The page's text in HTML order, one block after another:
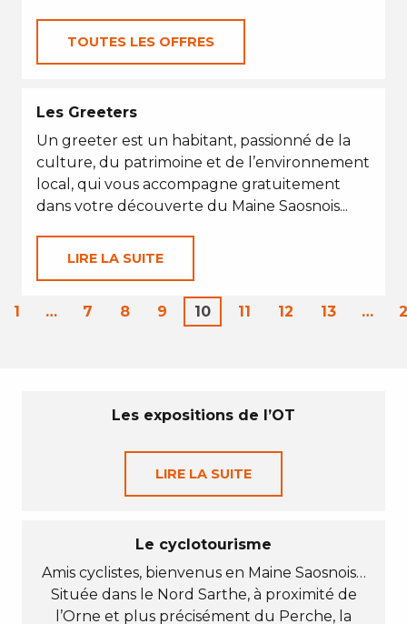
TOUTES LES OFFRES
Les Greeters
Un greeter est un habitant, passionné de la
culture, du patrimoine et de l’environnement
local, qui vous accompagne gratuitement
dans votre découverte du Maine Saosnois...
LIRE LA SUITE
1 … 7 8 9 10 11 12 13 …
Les expositions de l’OT
LIRE LA SUITE
Le cyclotourisme
Amis cyclistes, bienvenus en Maine Saosnois…
Située dans le Nord Sarthe, à proximité de
l’Orne et plus précisément du Perche, la